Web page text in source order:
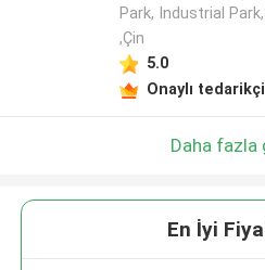
Park, Industrial
,Çin
5.0
Onaylı tedarikçi
Daha fazla
En İyi